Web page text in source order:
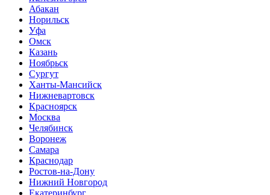
Абакан
Норильск
Уфа
Омск
Казань
Ноябрьск
Сургут
Ханты-Мансийск
Нижневартовск
Красноярск
Москва
Челябинск
Воронеж
Самара
Краснодар
Ростов-на-Дону
Нижний Новгород
Екатеринбург